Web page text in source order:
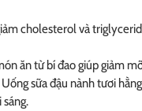
cholesterol và
ăn từ bí đao giúp giảm
sữa đậu nành tươi